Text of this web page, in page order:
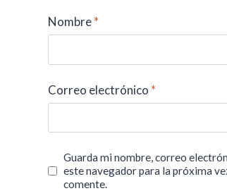
Nombre*
Correo electrónico *
Guarda mi nombre, correo
este navegador para la próxima
comente.